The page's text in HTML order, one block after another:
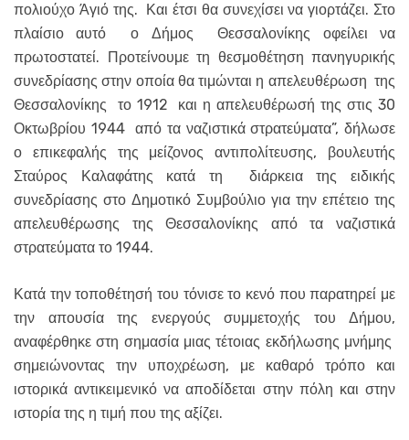
πολιούχο Άγιό της. Και έτσι θα συνεχίσει να γιορτάζει. Στο
πλαίσιο αυτό ο Δήμος Θεσσαλονίκης οφείλει να
πρωτοστατεί. Προτείνουμε τη θεσμοθέτηση πανηγυρικής
συνεδρίασης στην οποία θα τιμώνται η απελευθέρωση της
Θεσσαλονίκης το 1912 και η απελευθέρωσή της στις 30
Οκτωβρίου 1944 από τα ναζιστικά στρατεύματα”, δήλωσε
ο επικεφαλής της μείζονος αντιπολίτευσης, βουλευτής
Σταύρος Καλαφάτης κατά τη διάρκεια της ειδικής
συνεδρίασης στο Δημοτικό Συμβούλιο για την επέτειο της
απελευθέρωσης της Θεσσαλονίκης από τα ναζιστικά
στρατεύματα το 1944.
Κατά την τοποθέτησή του τόνισε το κενό που παρατηρεί με
την απουσία της ενεργούς συμμετοχής του Δήμου,
αναφέρθηκε στη σημασία μιας τέτοιας εκδήλωσης μνήμης
σημειώνοντας την υποχρέωση, με καθαρό τρόπο και
ιστορικά αντικειμενικό να αποδίδεται στην πόλη και στην
ιστορία της η τιμή που της αξίζει.